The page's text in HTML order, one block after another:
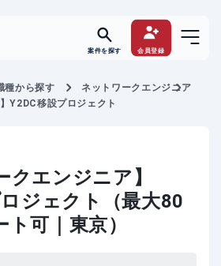
案件を探す 会員登録
種から探す
ネットワークエンジニア
Y2DC移設プロジェクト
クエンジニア】
ジェクト（最大80
可｜東京）